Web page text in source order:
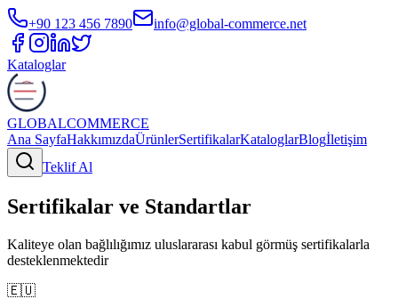
+90 123 456 7890 info@global-commerce.net
Kataloglar
GLOBALCOMMERCE
Ana SayfaHakkımızdaÜrünlerSertifikalarKataloglarBlogİletişim
Teklif Al
Sertifikalar ve Standartlar
Kaliteye olan bağlılığımız uluslararası kabul görmüş sertifikalarla
desteklenmektedir
🇪🇺